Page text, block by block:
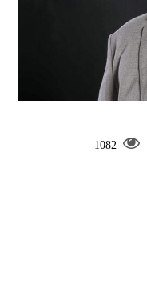
1082